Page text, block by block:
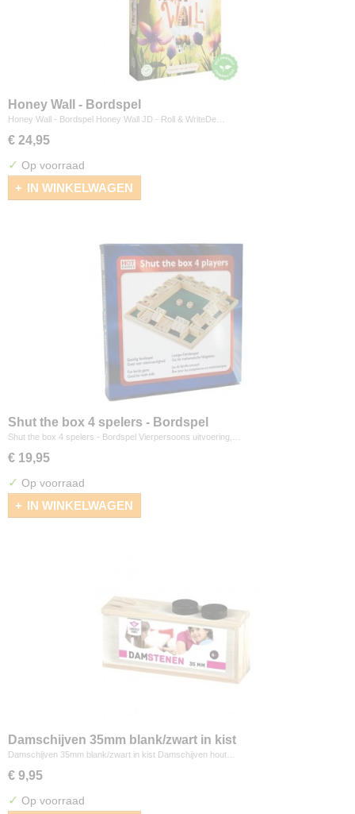
Honey Wall - Bordspel
Honey Wall - Bordspel Honey Wall JD - Roll & WriteDe…
€ 24,95
✓ Op voorraad
IN WINKELWAGEN
Shut the box 4 spelers - Bordspel
Shut the box 4 spelers - Bordspel Vierpersoons uitvoering,…
€ 19,95
✓ Op voorraad
IN WINKELWAGEN
Damschijven 35mm blank/zwart in kist
Damschijven 35mm blank/zwart in kist Damschijven hout…
€ 9,95
✓ Op voorraad